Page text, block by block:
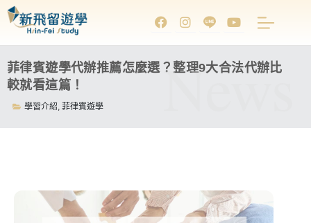
菲律賓遊學代辦推薦怎麼選？整理9大合法代辦比
較就看這篇！
學習介紹, 菲律賓遊學 News